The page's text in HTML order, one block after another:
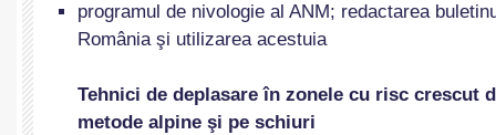
programul de nivologie al ANM; redactarea
România şi utilizarea acestuia
Tehnici de deplasare în zonele cu risc crescut
metode alpine şi pe schiuri